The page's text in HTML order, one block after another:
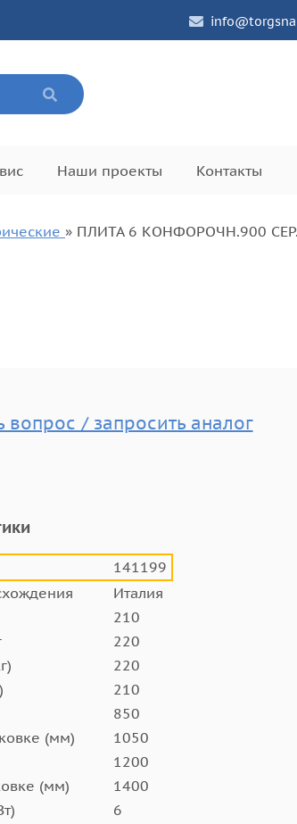
Наши проекты Контакты
» ПЛИТА 6 КОНФОРОЧН.900 СЕР.
вопрос / запросить аналог
141199
Италия
210
220
220
210
850
(мм)
1050
1200
(мм)
1400
6